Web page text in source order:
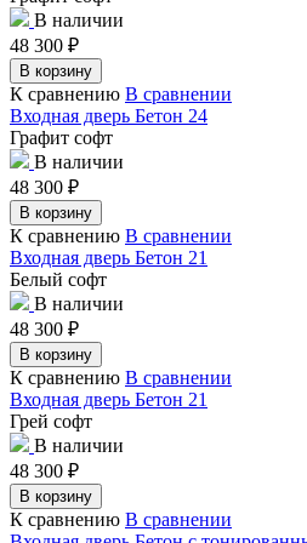
В наличии
48 300 ₽
В корзину
К сравнению В сравнении
Входная дверь Бетон 24
Графит софт
В наличии
48 300 ₽
В корзину
К сравнению В сравнении
Входная дверь Бетон 21
Белый софт
В наличии
48 300 ₽
В корзину
К сравнению В сравнении
Входная дверь Бетон 21
Грей софт
В наличии
48 300 ₽
В корзину
К сравнению В сравнении